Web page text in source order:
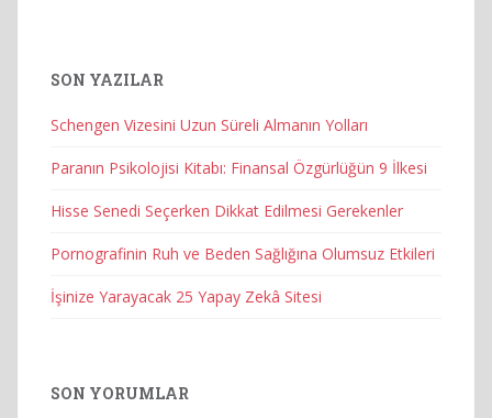
SON YAZILAR
Schengen Vizesini Uzun Süreli Almanın Yolları
Paranın Psikolojisi Kitabı: Finansal Özgürlüğün 9 İlkesi
Hisse Senedi Seçerken Dikkat Edilmesi Gerekenler
Pornografinin Ruh ve Beden Sağlığına Olumsuz Etkileri
İşinize Yarayacak 25 Yapay Zekâ Sitesi
SON YORUMLAR